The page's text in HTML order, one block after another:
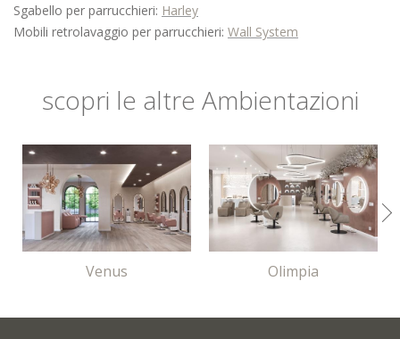
Sgabello per parrucchieri: Harley
Mobili retrolavaggio per parrucchieri: Wall System
scopri le altre Ambientazioni
Venus Olimpia